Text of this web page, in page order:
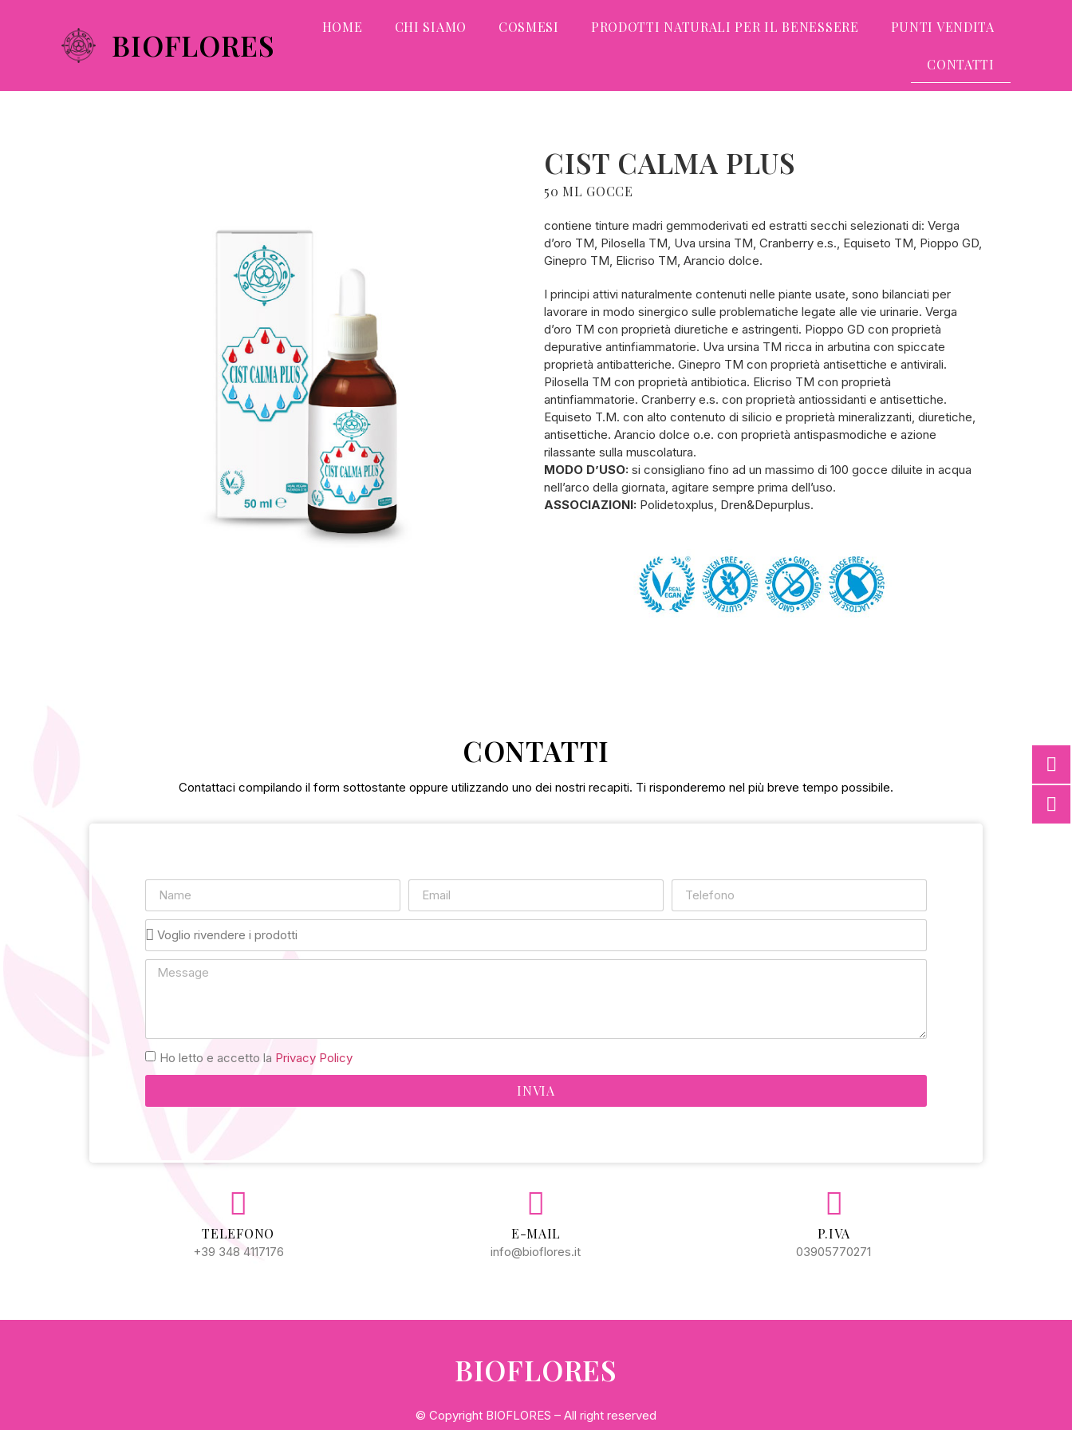
BIOFLORES HOME CHI SIAMO COSMESI PRODOTTI NATURALI PER IL BENESSERE PUNTI VENDITA
CONTATTI
CIST CALMA PLUS
50 ML GOCCE
contiene tinture madri gemmoderivati ed estratti secchi selezionati di: Verga
d’oro TM, Pilosella TM, Uva ursina TM, Cranberry e.s., Equiseto TM, Pioppo GD,
Ginepro TM, Elicriso TM, Arancio dolce.
I principi attivi naturalmente contenuti nelle piante usate, sono bilanciati per
lavorare in modo sinergico sulle problematiche legate alle vie urinarie. Verga
d’oro TM con proprietà diuretiche e astringenti. Pioppo GD con proprietà
depurative antinfiammatorie. Uva ursina TM ricca in arbutina con spiccate
proprietà antibatteriche. Ginepro TM con proprietà antisettiche e antivirali.
Pilosella TM con proprietà antibiotica. Elicriso TM con proprietà
antinfiammatorie. Cranberry e.s. con proprietà antiossidanti e antisettiche.
Equiseto T.M. con alto contenuto di silicio e proprietà mineralizzanti, diuretiche,
antisettiche. Arancio dolce o.e. con proprietà antispasmodiche e azione
rilassante sulla muscolatura.
MODO D’USO: si consigliano fino ad un massimo di 100 gocce diluite in acqua
nell’arco della giornata, agitare sempre prima dell’uso.
ASSOCIAZIONI: Polidetoxplus, Dren&Depurplus.
CONTATTI
Contattaci compilando il form sottostante oppure utilizzando uno dei nostri recapiti. Ti risponderemo nel più breve tempo possibile.
Ho letto e accetto la Privacy Policy
INVIA
TELEFONO
+39 348 4117176
E-MAIL
info@bioflores.it
P.IVA
03905770271
BIOFLORES
© Copyright BIOFLORES – All right reserved